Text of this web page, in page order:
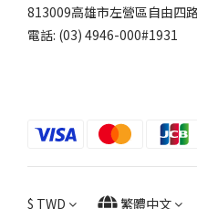
813009高雄市左營區自由四
電話: (03) 4946-000#1931
$ TWD 繁體中文